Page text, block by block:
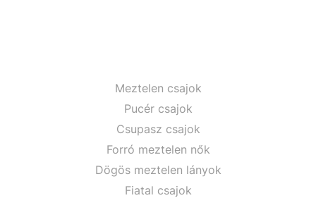
Meztelen csajok
Pucér csajok
Csupasz csajok
Forró meztelen nők
Dögös meztelen lányok
Fiatal csajok